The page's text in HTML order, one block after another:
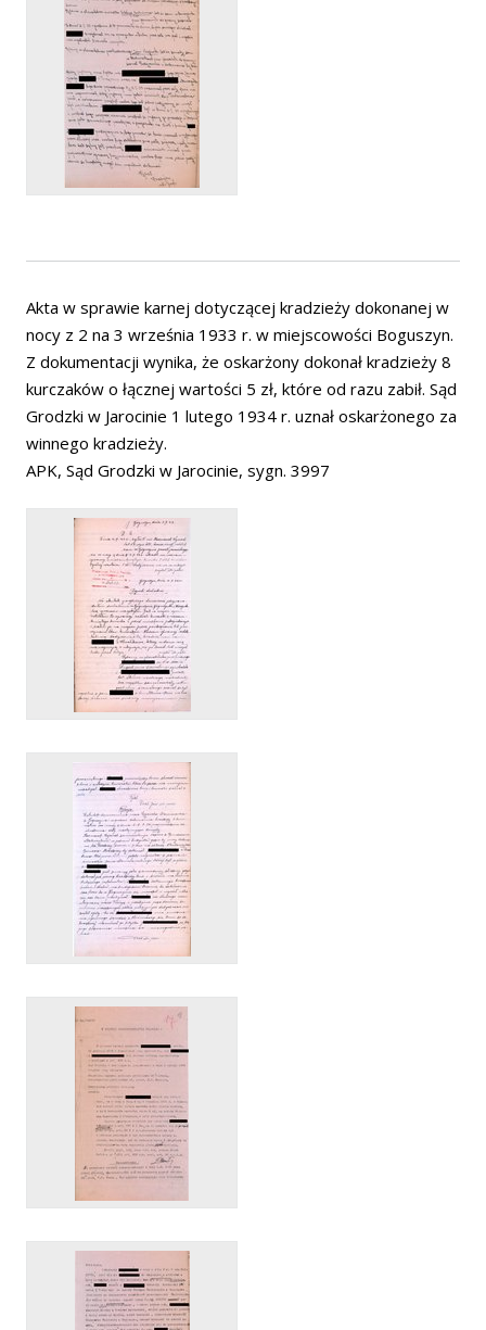
Akta w sprawie karnej dotyczącej kradzieży dokonanej w
nocy z 2 na 3 września 1933 r. w miejscowości Boguszyn.
Z dokumentacji wynika, że oskarżony dokonał kradzieży 8
kurczaków o łącznej wartości 5 zł, które od razu zabił. Sąd
Grodzki w Jarocinie 1 lutego 1934 r. uznał oskarżonego za
winnego kradzieży.
APK, Sąd Grodzki w Jarocinie, sygn. 3997